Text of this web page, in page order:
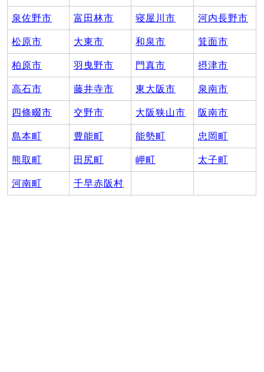
泉佐野市 富田林市 寝屋川市 河内長野市
松原市 大東市 和泉市 箕面市
柏原市 羽曳野市 門真市 摂津市
高石市 藤井寺市 東大阪市 泉南市
四條畷市 交野市 大阪狭山市 阪南市
島本町 豊能町 能勢町 忠岡町
熊取町 田尻町 岬町 太子町
河南町 千早赤阪村